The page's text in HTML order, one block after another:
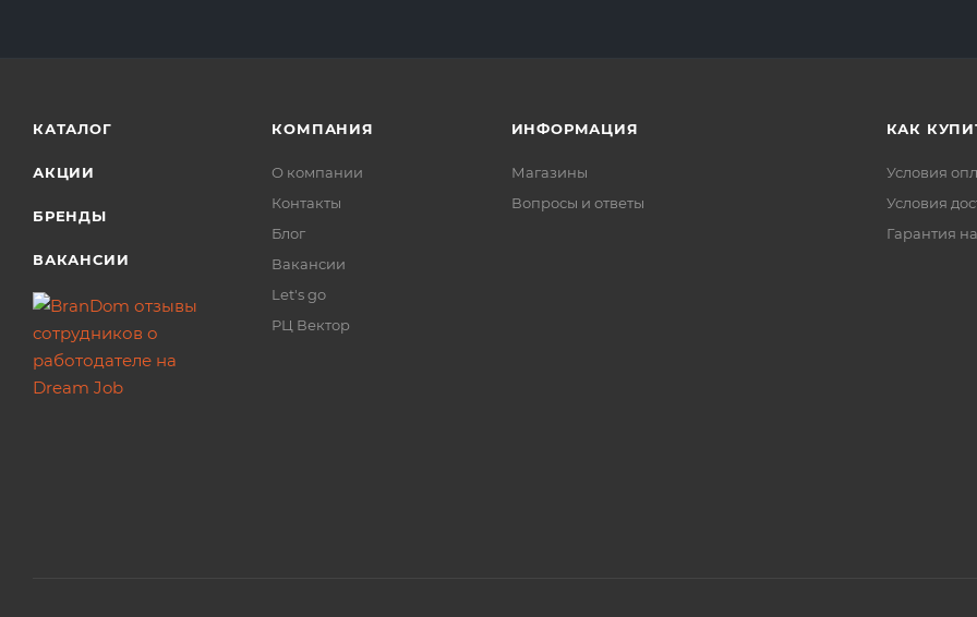
КАТАЛОГ
АКЦИИ
БРЕНДЫ
ВАКАНСИИ
КОМПАНИЯ
О компании
Контакты
Блог
Вакансии
Let's go
РЦ Вектор
ИНФОРМАЦИЯ
Магазины
Вопросы и ответы
КАК
Условия
Условия
Гарантия